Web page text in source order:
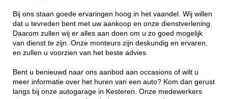
Bij ons staan goede ervaringen hoog in het vaandel. Wij willen
dat u tevreden bent met uw aankoop en onze dienstverlening.
Daarom zullen wij er alles aan doen om u zo goed mogelijk
van dienst te zijn. Onze monteurs zijn deskundig en ervaren,
en zullen u voorzien van het beste advies.
Bent u benieuwd naar ons aanbod aan occasions of wilt u
meer informatie over het huren van een auto? Kom dan gerust
langs bij onze autogarage in Kesteren. Onze medewerkers